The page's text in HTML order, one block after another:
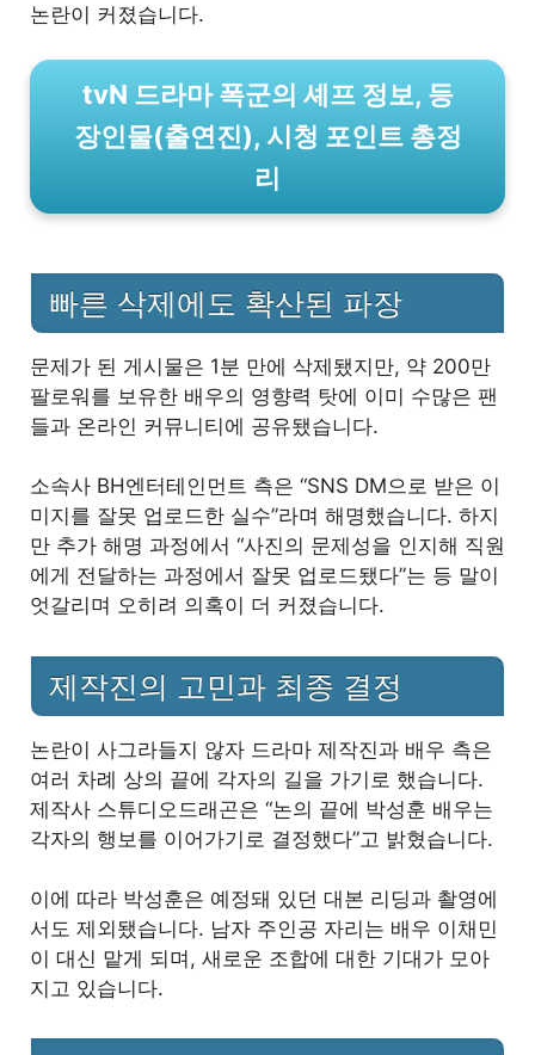
논란이 커졌습니다.
tvN 드라마 폭군의 셰프 정보, 등
장인물(출연진), 시청 포인트 총정
리
빠른 삭제에도 확산된 파장
문제가 된 게시물은 1분 만에 삭제됐지만, 약 200만
팔로워를 보유한 배우의 영향력 탓에 이미 수많은 팬
들과 온라인 커뮤니티에 공유됐습니다.
소속사 BH엔터테인먼트 측은 “SNS DM으로 받은 이
미지를 잘못 업로드한 실수”라며 해명했습니다. 하지
만 추가 해명 과정에서 “사진의 문제성을 인지해 직원
에게 전달하는 과정에서 잘못 업로드됐다”는 등 말이
엇갈리며 오히려 의혹이 더 커졌습니다.
제작진의 고민과 최종 결정
논란이 사그라들지 않자 드라마 제작진과 배우 측은
여러 차례 상의 끝에 각자의 길을 가기로 했습니다.
제작사 스튜디오드래곤은 “논의 끝에 박성훈 배우는
각자의 행보를 이어가기로 결정했다”고 밝혔습니다.
이에 따라 박성훈은 예정돼 있던 대본 리딩과 촬영에
서도 제외됐습니다. 남자 주인공 자리는 배우 이채민
이 대신 맡게 되며, 새로운 조합에 대한 기대가 모아
지고 있습니다.